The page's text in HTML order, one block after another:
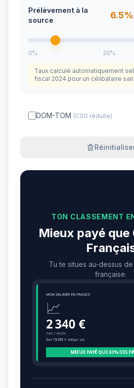
Prélèvement à la
source
6.5%
0% 20%
Taux calculé automatiquement
fiscal 2024 pour un célibataire
DOM-TOM (CSG réduite)
TON CLASSEMENT
Mieux payé que
Tu te situes au-dessus
française.